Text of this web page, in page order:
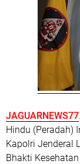
JAGUARNEWS77
Hindu (Peradah)
Kapolri Jenderal
Bhakti